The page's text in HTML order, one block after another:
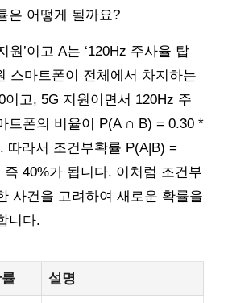
은 어떻게 될까요?
원’이고 A는 ‘120Hz 주사율 탑
스마트폰이 전체에서 차지하는
이고, 5G 지원이면서 120Hz 주
트폰의 비율이 P(A ∩ B) = 0.30 *
따라서 조건부확률 P(A|B) =
즉 40%가 됩니다. 이처럼 조건부
사건을 고려하여 새로운 확률을
니다.
설명